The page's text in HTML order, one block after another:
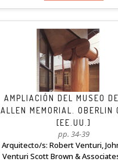
AMPLIACIÓN DEL MUSEO
ALLEN MEMORIAL. OBERLIN
[EE.UU.]
pp. 34-39
Arquitecto/s: Robert Venturi,
Venturi Scott Brown &